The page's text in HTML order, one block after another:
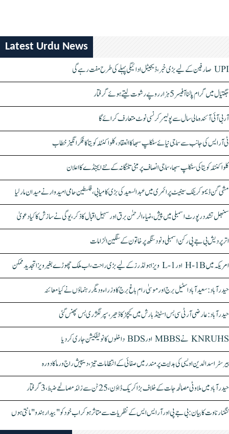
Latest Urdu News
UPI صارفین کے لیے بڑی خبر، ڈیجیٹل ادائیگی پہلے کی طرح مفت رہے گی
جگتیال میں گرام پالنا آفیسر 5 ہزار روپے رشوت لیتے ہوئے گرفتار
آر بی آئی آئندہ مالی سال سے پولیمر کرنسی نوٹ متعارف کرائے گا
ٹی آر ایس کی جانب سے سماجی نیائے سنکلپ سبھا کا انعقاد، کلواکنٹلہ کویتا کا فکر انگیز خطاب
کلواکنٹلہ کویتا کی سنکلپ سبھا، سماجی انصاف پر مبنی تلنگانہ کے نئے ایجنڈے کا اعلان
مشی گن ڈیموکریٹک سینیٹ پرائمری میں عبدالسعید کی بڑی کامیابی، فلسطین حامی امیدوار نے میدان مار لیا
سنبھل تشدد رپورٹ اسمبلی میں پیش، ضیاء الرحمٰن برق اور سہیل اقبال کا ذکر، یوگی نے سازش کا کیا دعویٰ
اتر پردیش بی جے پی رکن اسمبلی ونود سنگھ پر خاتون کے سنگین الزامات
امریکہ میں H-1B اور L-1 ویزا ہولڈرز کے لیے بڑی راحت، اب ملک چھوڑے بغیر ویزا تجدید ممکن
حیدرآباد: سعیدآباد اسٹیل برج اور موسیٰ رام باغ برج کا وزراء و دیگر رہنماؤں نے کیا معائنہ
حیدرآباد: عارضی آر ٹی سی بس اسٹینڈ بارش میں کیچڑ کا ڈھیر، سپر لگژری بس پھنس گئی
KNRUHS نے MBBS اور BDS داخلوں کا نوٹیفکیشن جاری کر دیا
بیرسٹر اسدالدین اویسی کی ہدایت پر مندر میں صفائی کے انتظامات تیز، دیپیش راج ورما کا دورہ
حیدرآباد میں ملاوٹی مصالحہ جات کے خلاف بڑا کریک ڈاؤن، 25 ٹن سے زائد مصالحے ضبط، 3 گرفتار
کنگنا رناوت کا بیان: بی جے پی اور آر ایس ایس کے نظریات سے متاثر ہو کر اب خود کو "بیدار ہندو" مانتی ہوں